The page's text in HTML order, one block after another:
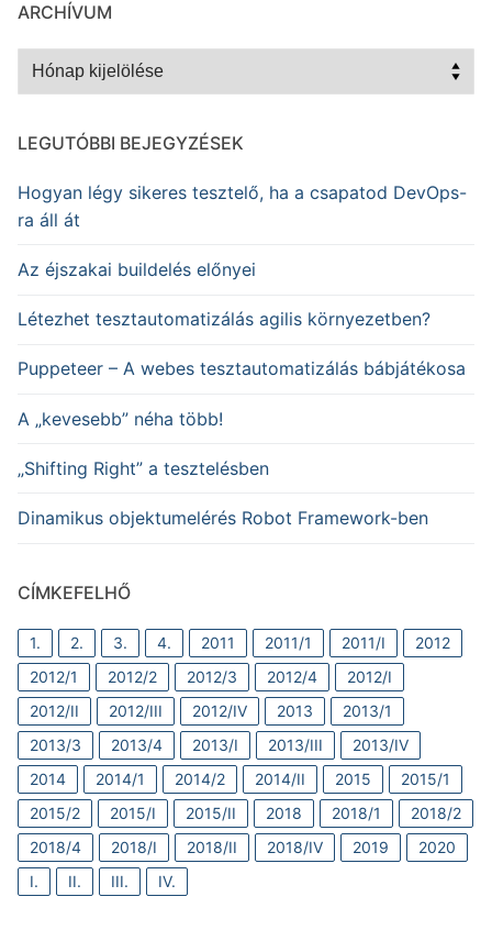
ARCHÍVUM
Archívum
LEGUTÓBBI BEJEGYZÉSEK
Hogyan légy sikeres tesztelő, ha a csapatod DevOps-
ra áll át
Az éjszakai buildelés előnyei
Létezhet tesztautomatizálás agilis környezetben?
Puppeteer – A webes tesztautomatizálás bábjátékosa
A „kevesebb” néha több!
„Shifting Right” a tesztelésben
Dinamikus objektumelérés Robot Framework-ben
CÍMKEFELHŐ
1. 2. 3. 4. 2011 2011/1 2011/I
2012
2012/1
2012/2 2012/3 2012/4
2012/I
2012/II
2012/III 2012/IV 2013
2013/1
2013/3
2013/4 2013/I 2013/III
2013/IV
2014
2014/1 2014/2 2014/II 2015
2015/1
2015/2
2015/I 2015/II 2018 2018/1
2018/2
2018/4
2018/I 2018/II 2018/IV 2019
2020
I.
II. III. IV.